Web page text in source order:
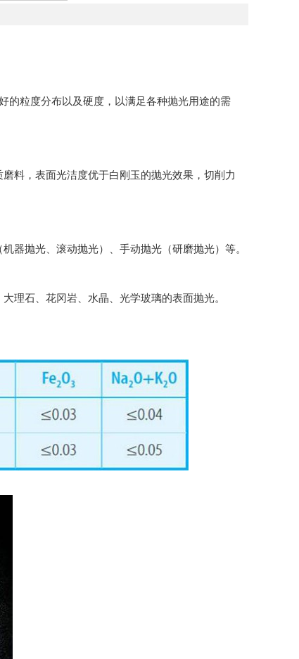
的粒度分布以及硬度，以满足各种抛光用途的需
料，表面光洁度优于白刚玉的抛光效果，切削力
器抛光、滚动抛光）、手动抛光（研磨抛光）等。
理石、花冈岩、水晶、光学玻璃的表面抛光。